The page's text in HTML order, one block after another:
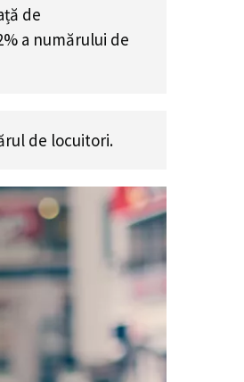
de
a numărului de
de locuitori.